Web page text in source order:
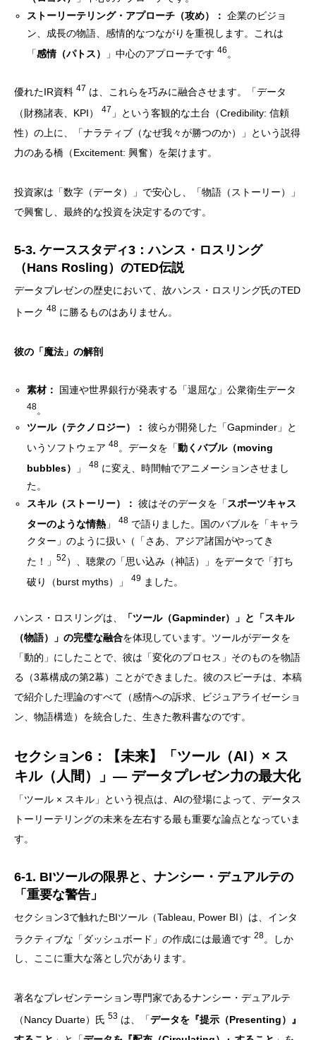
ストーリーテリング・アプローチ（攻め）： 企業のビジョ
ン、成長の物語、感情的なつながりを重視します。これは
「感情（パトス） 」中心のアプローチです46 。
優れたIR資料 47 は、これらを巧みに融合させます。「データ
（財務諸表、KPI）
47 」という客観的な土台（Credibility: 信頼
性）の上に、「ナラティブ（なぜ我々が勝つのか）」という説得
力のある橋（Excitement: 興奮）を架けます。
投資家は「数字（データ）」で安心し、「物語（ストーリー）」
で興奮し、最終的な投資を決定するのです。
5-3. ケーススタディ3：ハンス・ロスリング
（Hans Rosling）のTED伝説
データプレゼンの歴史において、故ハンス・ロスリング氏のTED
トーク 48 に勝るものはありません。
彼の「魔法」の解剖
素材： 国連や世界銀行が発表する「退屈な」公衆衛生データ
48。
ツール（テクノロジー）： 彼らが開発した「Gapminder」と
いうソフトウェア48。データを「動くバブル（moving
bubbles）
」48 に変え、時間軸でアニメーションさせまし
た。
スキル（ストーリー）： 彼はそのデータを「スポーツキャス
ターのような情熱 」48 で語りました。国のバブルを「キャラ
クター」のように扱い（「さあ、アジア諸国がやってき
た！」52 ）、聴衆の「思い込み（神話）」をデータで「打ち
破り（burst myths）」49 ました。
ハンス・ロスリングは、
「ツール（Gapminder）」と「スキル
（物語）」の完璧な融合を体現しています。ツールがデータを
「動的」にしたことで、彼は「変化のプロセス」そのものを物語
る（3幕構成の第2幕）ことができました。彼のスピーチは、本稿
で紹介した理論のすべて（感情への訴求、ビジュアライゼーショ
ン、物語構造）を統合した、生きた教科書なのです。
セクション6：【未来】「ツール（AI）× ス
キル（人間）」— データプレゼン力の最大化
「ツール × スキル」という視点は、AIの登場によって、データス
トーリーテリングの未来を左右する最も重要な論点となっていま
す。
6-1. BIツールの限界と、ナンシー・デュアルテの
「重要な警告」
セクション3で触れたBIツール（Tableau, Power BI）は、インタ
ラクティブな「ダッシュボード」の作成には最適です 28。しか
し、ここに重大な落とし穴があります。
著名なプレゼンテーション専門家であるナンシー・デュアルテ
（Nancy Duarte）氏 53 は、「データを『提示（Presenting）』